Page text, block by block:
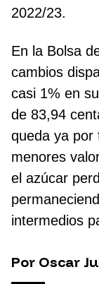
2022/23.
En la Bolsa
cambios
casi 1% en
de 83,94
queda ya por
menores
el azúcar
intermedios
Por Oscar